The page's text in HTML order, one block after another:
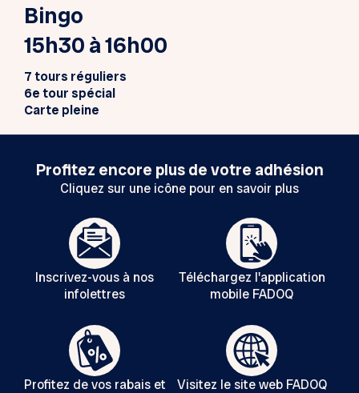
Bingo
15h30 à 16h00
7 tours réguliers
6e tour spécial
Carte pleine
Profitez encore plus de votre adhésion
Cliquez sur une icône pour en savoir plus
Inscrivez-vous à nos
infolettres
Téléchargez l'application
mobile FADOQ
Profitez de vos rabais et Visitez le site web FADOQ